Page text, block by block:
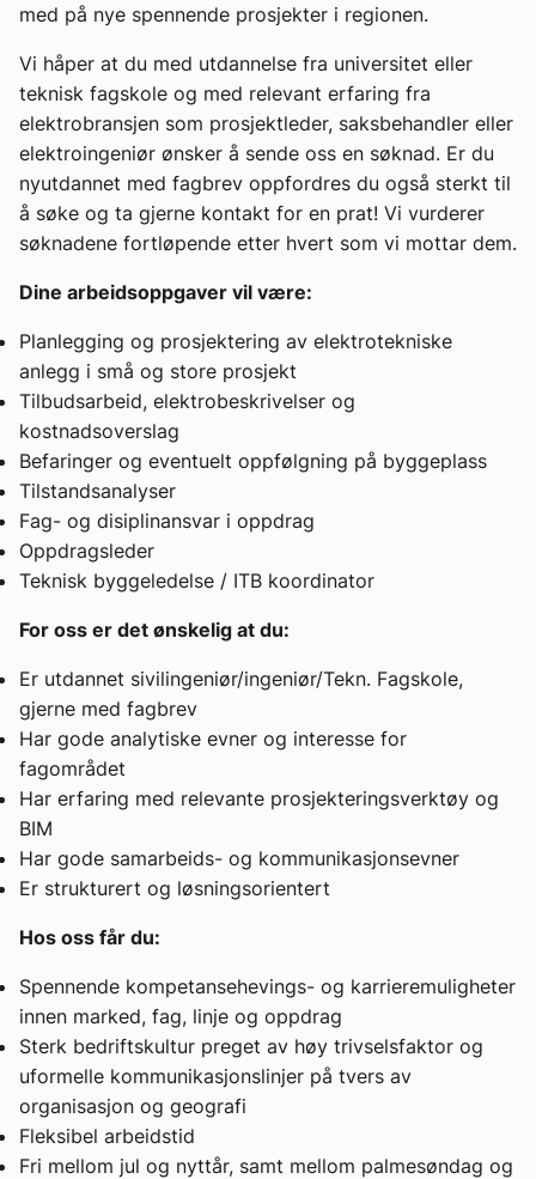
med på nye spennende prosjekter i regionen.
Vi håper at du med utdannelse fra universitet eller
teknisk fagskole og med relevant erfaring fra
elektrobransjen som prosjektleder, saksbehandler eller
elektroingeniør ønsker å sende oss en søknad. Er du
nyutdannet med fagbrev oppfordres du også sterkt til
å søke og ta gjerne kontakt for en prat! Vi vurderer
søknadene fortløpende etter hvert som vi mottar dem.
Dine arbeidsoppgaver vil være:
Planlegging og prosjektering av elektrotekniske
anlegg i små og store prosjekt
Tilbudsarbeid, elektrobeskrivelser og
kostnadsoverslag
Befaringer og eventuelt oppfølgning på byggeplass
Tilstandsanalyser
Fag- og disiplinansvar i oppdrag
Oppdragsleder
Teknisk byggeledelse / ITB koordinator
For oss er det ønskelig at du:
Er utdannet sivilingeniør/ingeniør/Tekn. Fagskole,
gjerne med fagbrev
Har gode analytiske evner og interesse for
fagområdet
Har erfaring med relevante prosjekteringsverktøy og
BIM
Har gode samarbeids- og kommunikasjonsevner
Er strukturert og løsningsorientert
Hos oss får du:
Spennende kompetansehevings- og karrieremuligheter
innen marked, fag, linje og oppdrag
Sterk bedriftskultur preget av høy trivselsfaktor og
uformelle kommunikasjonslinjer på tvers av
organisasjon og geografi
Fleksibel arbeidstid
Fri mellom jul og nyttår, samt mellom palmesøndag og